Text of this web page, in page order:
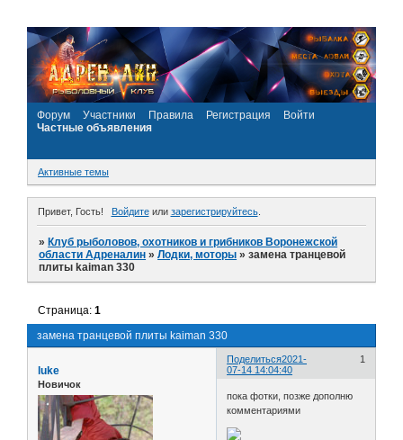
Форум Участники Правила Регистрация
Войти
Частные объявления
Активные темы
Привет, Гость! Войдитеили зарегистрируйтесь.
»Клуб рыболовов, охотников и грибников Воронежской
области Адреналин »Лодки, моторы »замена транцевой
плиты kaiman 330
замена транцевой плиты kaiman 330
Страница:1
Поделиться 1
2021-
07-14 14:04:40
luke
Новичок
пока фотки, позже дополню
комментариями